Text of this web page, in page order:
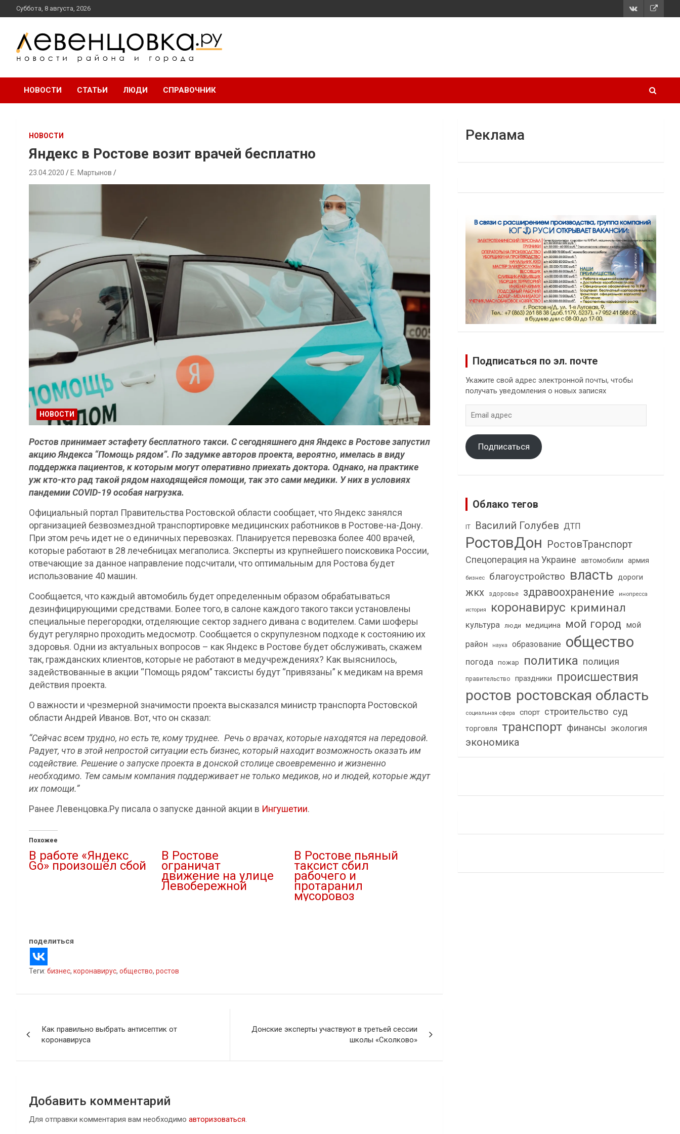
перейти
к
Суббота, 8 августа, 2026
Левенцовка Ру
НОВОСТИ СТАТЬИ ЛЮДИ СПРАВОЧНИК
НОВОСТИ
Яндекс в Ростове возит врачей бесплатно
23.04.2020 Е. Мартынов
НОВОСТИ
Ростов принимает эстафету бесплатного такси. С сегодняшнего дня Яндекс в Ростове запустил
акцию Яндекса “Помощь рядом”. По задумке авторов проекта, вероятно, имелась в виду
поддержка пациентов, к которым могут оперативно приехать доктора. Однако, на практике
уж кто-кто рад такой рядом находящейся помощи, так это сами медики. У них в условиях
пандемии COVID-19 особая нагрузка.
Официальный портал Правительства Ростовской области сообщает, что Яндекс занялся
организацией безвозмездной транспортировке медицинских работников в Ростове-на-Дону.
При этом речь идет не о единичных перевозках. Планируется перевозка более 400 врачей,
которые работают в 28 лечебницах мегаполиса. Эксперты из крупнейшего поисковика России,
отвечающие за данное направление подсчитали, что оптимальным для Ростова будет
использование 40 машин.
Сообщается, что каждый автомобиль будет определенным образом обрабатываться
дезинфицирующими средствами. Более того, в салоне каждого такого такси установлены
специальные перегородки, отделяющие сектор заднего дивана с водителем. Сами шоферы
будут регулярно проходить медосмотр. Сообщается о скрупулезном подходе к состоянию их
здоровья. Одни из актуальных вопросов – как Яндекс в Ростове будет обслуживать, скажем
так, гражданских клиентов, которые не работают в медучреждениях? Как выяснилось,
задействованные в акции “Помощь рядом” таксисты будут “привязаны” к медикам на время
действия проекта.
О важности и чрезмерной значимости проекта высказался министр транспорта Ростовской
области Андрей Иванов. Вот, что он сказал:
“Сейчас всем трудно, но есть те, кому труднее. Речь о врачах, которые находятся на передовой.
Радует, что в этой непростой ситуации есть бизнес, который находит возможность оказать им
содействие. Решение о запуске проекта в донской столице своевременно и жизненно
необходимо. Тем самым компания поддерживает не только медиков, но и людей, которые ждут
их помощи.”
Ранее Левенцовка.Ру писала о запуске данной акции в Ингушетии.
Похожее
В работе «Яндекс
Go» произошёл сбой
В Ростове
ограничат
движение на улице
Левобережной
В Ростове пьяный
таксист сбил
рабочего и
протаранил
мусоровоз
поделиться
Теги: бизнес, коронавирус, общество, ростов
по
записям
Как правильно выбрать антисептик от
коронавируса
Донские эксперты участвуют в третьей сессии
школы «Сколково»
Добавить комментарий
Для отправки комментария вам необходимо авторизоваться.
Реклама
Подписаться по эл. почте
Укажите свой адрес электронной почты, чтобы
получать уведомления о новых записях
адрес
Подписаться
Облако тегов
IT Василий Голубев ДТП
РостовДон РостовТранспорт
Спецоперация на Украине автомобили армия
бизнес благоустройство власть дороги
жкх здоровье здравоохранение инопресса
история коронавирус криминал
культура люди медицина мой город мой
район
наука образование общество
погода пожар политика полиция
правительство праздники происшествия
ростов ростовская область
социальная сфера спорт строительство суд
торговля транспорт финансы экология
экономика